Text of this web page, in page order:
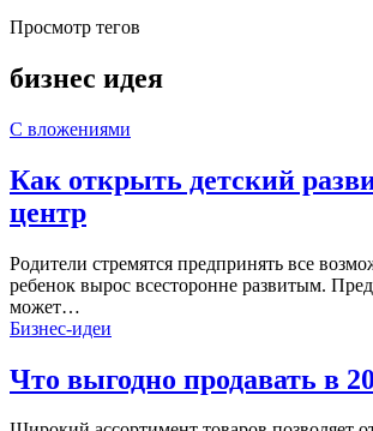
Просмотр тегов
бизнес идея
С вложениями
Как открыть детский
центр
Родители стремятся предпринять все
ребенок вырос всесторонне развитым.
может…
Бизнес-идеи
Что выгодно продавать в